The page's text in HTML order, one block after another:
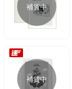
補貨中
補貨中